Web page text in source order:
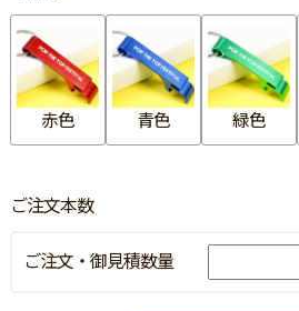
赤色 青色 緑色
ご注文本数
ご注文・御見積数量